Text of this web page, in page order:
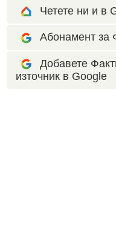
Четете ни и в
Абонамент за
Добавете
източник в Google